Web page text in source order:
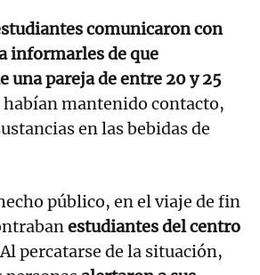
comunicaron con
informarles de que
una pareja de entre 20 y 25
habían mantenido contacto,
en las bebidas de
público, en el viaje de fin
estudiantes del centro
percatarse de la situación,